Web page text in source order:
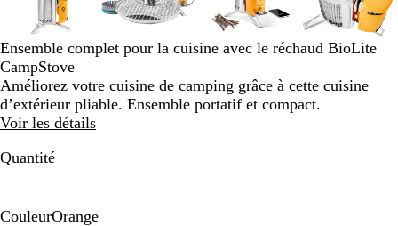
« plus »
et
« moins »
pour
zoomer,
et
les
touches
fléchées
« plus »
et
« moins »
zoomer,
« plus »
et
« moins »
zoomer,
et
« plus »
et
«
zoomer,
Ensemble complet pour la cuisine avec le réchaud BioLite
CampStove
Améliorez votre cuisine de camping grâce à cette cuisine
d’extérieur pliable. Ensemble portatif et compact.
Voir les détails
Quantité
CouleurOrange